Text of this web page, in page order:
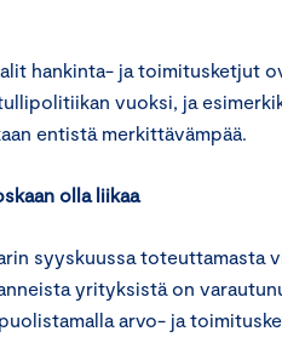
hankinta- ja toimitusketjut
vuoksi, ja
entistä merkittävämpää.
olla liikaa
syyskuussa
yrityksistä on
arvo- ja